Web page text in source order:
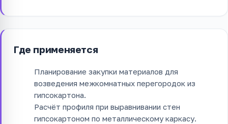
Где применяется
Планирование закупки материалов для
возведения межкомнатных перегородок из
гипсокартона.
Расчёт профиля при выравнивании стен
гипсокартоном по металлическому каркасу.